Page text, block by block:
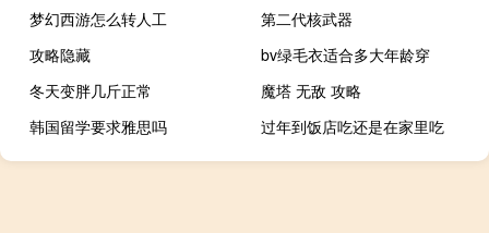
梦幻西游怎么转人工
第二代核武器
攻略隐藏
bv绿毛衣适合多大年龄穿
冬天变胖几斤正常
魔塔 无敌 攻略
韩国留学要求雅思吗
过年到饭店吃还是在家里吃